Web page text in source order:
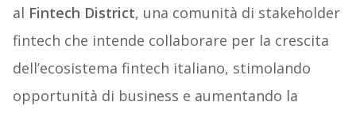
al Fintech District, una comunità di stakeholder
fintech che intende collaborare per la crescita
dell’ecosistema fintech italiano, stimolando
opportunità di business e aumentando la